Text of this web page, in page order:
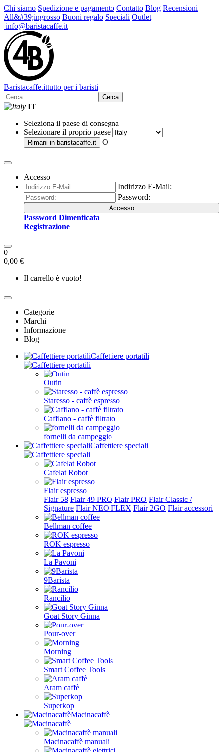
Chi siamo Spedizione e pagamento Contatto Blog Recensioni
All&#39;ingrosso Buoni regalo Speciali Outlet
info@baristacaffe.it
Baristacaffe.ittutto per i baristi
Cerca
IT
Seleziona il paese di consegna
Selezionare il proprio paese
Rimani in baristacaffe.it O
Accesso
Indirizzo E-Mail:
Password:
Accesso
Password Dimenticata
Registrazione
0
0,00 €
Il carrello è vuoto!
Categorie
Marchi
Informazione
Blog
Caffettiere portatili
Outin
Staresso - caffè espresso
Cafflano - caffè filtrato
fornelli da campeggio
Caffettiere speciali
Cafelat Robot
Flair espresso
Flair 58 Flair 49 PRO Flair PRO Flair Classic /
Signature Flair NEO FLEX Flair 2GO Flair accessori
Bellman coffee
ROK espresso
La Pavoni
9Barista
Rancilio
Goat Story Ginna
Pour-over
Morning
Smart Coffee Tools
Aram caffè
Superkop
Macinacaffè
Macinacaffè manuali